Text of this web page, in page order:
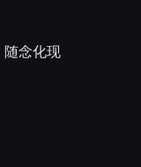
念化现